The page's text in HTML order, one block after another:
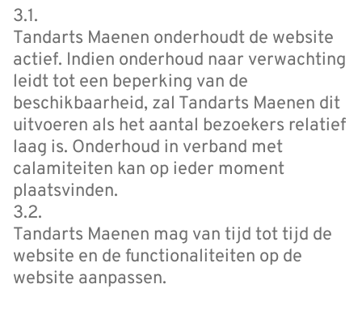
3.1.
Tandarts Maenen onderhoudt de website
actief. Indien onderhoud naar verwachting
leidt tot een beperking van de
beschikbaarheid, zal Tandarts Maenen dit
uitvoeren als het aantal bezoekers relatief
laag is. Onderhoud in verband met
calamiteiten kan op ieder moment
plaatsvinden.
3.2.
Tandarts Maenen mag van tijd tot tijd de
website en de functionaliteiten op de
website aanpassen.